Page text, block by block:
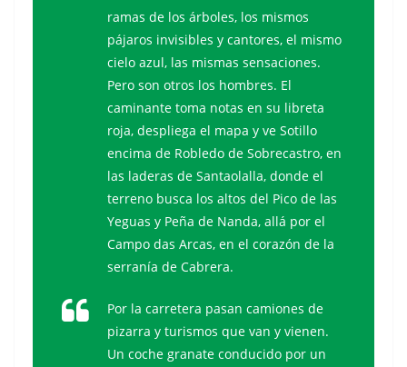
ramas de los árboles, los mismos
pájaros invisibles y cantores, el mismo
cielo azul, las mismas sensaciones.
Pero son otros los hombres. El
caminante toma notas en su libreta
roja, despliega el mapa y ve Sotillo
encima de Robledo de Sobrecastro, en
las laderas de Santaolalla, donde el
terreno busca los altos del Pico de las
Yeguas y Peña de Nanda, allá por el
Campo das Arcas, en el corazón de la
serranía de Cabrera.
Por la carretera pasan camiones de
pizarra y turismos que van y vienen.
Un coche granate conducido por un